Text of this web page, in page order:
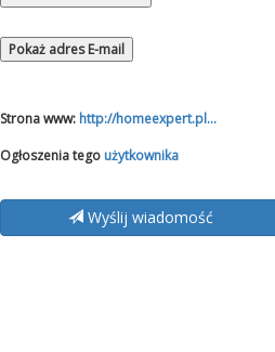
Pokaż adres E-mail
Strona www: http://homeexpert.pl...
Ogłoszenia tego użytkownika
Wyślij wiadomość